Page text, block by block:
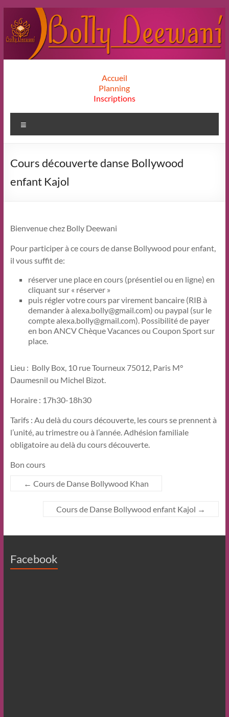
au
contenu
Accueil
Planning
Inscriptions
Cours découverte danse Bollywood
enfant Kajol
Bienvenue chez Bolly Deewani
Pour participer à ce cours de danse Bollywood pour enfant,
il vous suffit de:
réserver une place en cours (présentiel ou en ligne) en
cliquant sur « réserver »
puis régler votre cours par virement bancaire (RIB à
demander à alexa.bolly@gmail.com) ou paypal (sur le
compte alexa.bolly@gmail.com). Possibilité de payer
en bon ANCV Chèque Vacances ou Coupon Sport sur
place.
Lieu : Bolly Box, 10 rue Tourneux 75012, Paris M°
Daumesnil ou Michel Bizot.
Horaire : 17h30-18h30
Tarifs : Au delà du cours découverte, les cours se prennent à
l’unité, au trimestre ou à l’année. Adhésion familiale
obligatoire au delà du cours découverte.
Bon cours
← Cours de Danse Bollywood Khan
Cours de Danse Bollywood enfant Kajol →
Facebook